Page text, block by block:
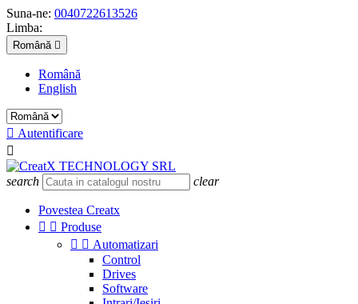
Suna-ne: 0040722613526
Limba:
Română 
Română
English
 Autentificare

search clear
Povestea Creatx
  Produse
  Automatizari
Control
Drives
Software